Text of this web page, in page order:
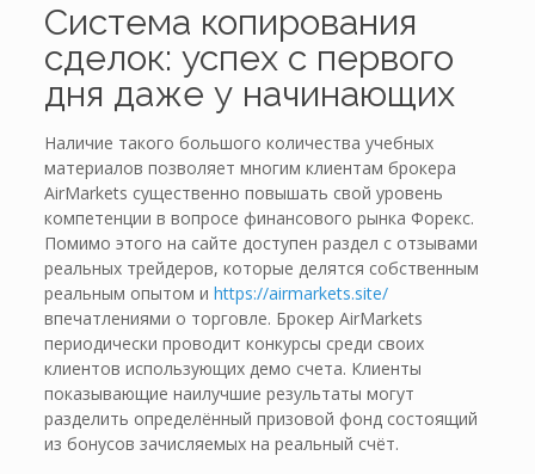
Система копирования
сделок: успех с первого
дня даже у начинающих
Наличие такого большого количества учебных
материалов позволяет многим клиентам брокера
AirMarkets существенно повышать свой уровень
компетенции в вопросе финансового рынка Форекс.
Помимо этого на сайте доступен раздел с отзывами
реальных трейдеров, которые делятся собственным
реальным опытом иhttps://airmarkets.site/
впечатлениями о торговле. Брокер AirMarkets
периодически проводит конкурсы среди своих
клиентов использующих демо счета. Клиенты
показывающие наилучшие результаты могут
разделить определённый призовой фонд состоящий
из бонусов зачисляемых на реальный счёт.